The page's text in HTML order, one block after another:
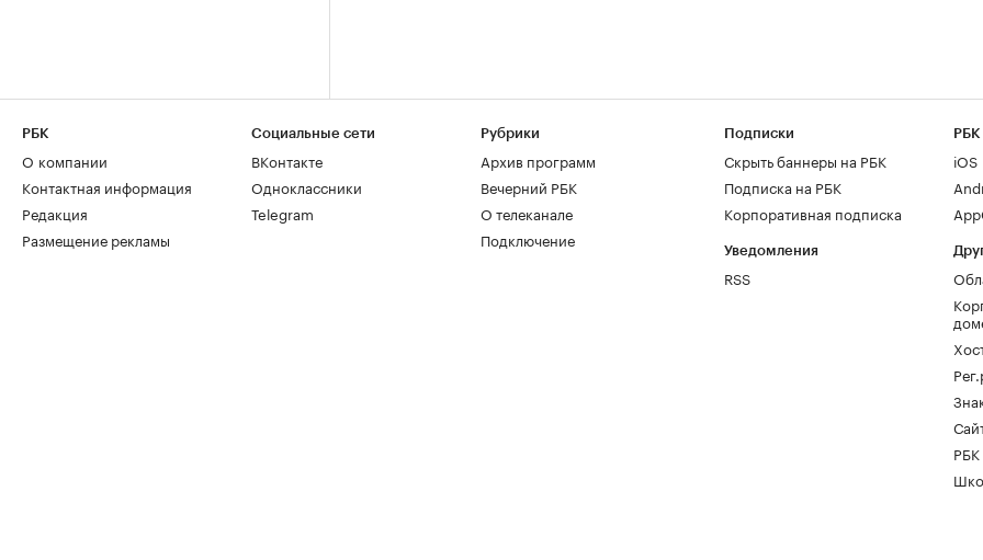
РБК
О компании
Контактная информация
Редакция
Размещение рекламы
Социальные сети
ВКонтакте
Одноклассники
Telegram
Рубрики
Архив программ
Вечерний РБК
О телеканале
Подключение
Подписки
Скрыть баннеры на РБК
Подписка на РБК
Корпоративная подписка
Уведомления
RSS
РБК
iOS